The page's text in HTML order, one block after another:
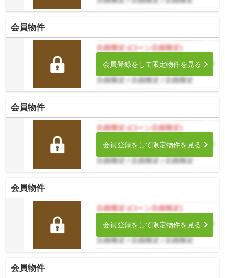
会員物件
会員登録をして限定物件を見る
会員物件
会員登録をして限定物件を見る
会員物件
会員登録をして限定物件を見る
会員物件